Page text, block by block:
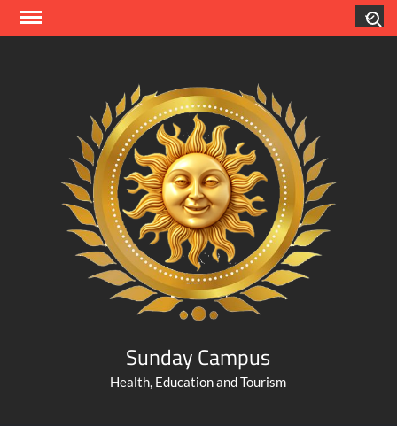
Skip
Sunday Campus
Health, Education and Tourism